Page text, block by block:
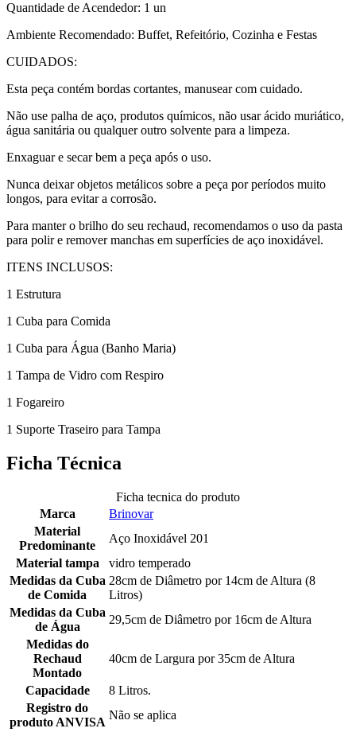
Quantidade de Acendedor: 1 un
Ambiente Recomendado: Buffet, Refeitório, Cozinha e Festas
CUIDADOS:
Esta peça contém bordas cortantes, manusear com cuidado.
Não use palha de aço, produtos químicos, não usar ácido muriático,
água sanitária ou qualquer outro solvente para a limpeza.
Enxaguar e secar bem a peça após o uso.
Nunca deixar objetos metálicos sobre a peça por períodos muito
longos, para evitar a corrosão.
Para manter o brilho do seu rechaud, recomendamos o uso da pasta
para polir e remover manchas em superfícies de aço inoxidável.
ITENS INCLUSOS:
1 Estrutura
1 Cuba para Comida
1 Cuba para Água (Banho Maria)
1 Tampa de Vidro com Respiro
1 Fogareiro
1 Suporte Traseiro para Tampa
Ficha Técnica
Ficha tecnica do produto
Marca
Brinovar
Material
Predominante
Aço Inoxidável 201
Material tampa
vidro temperado
Medidas da Cuba
de Comida
28cm de Diâmetro por 14cm de Altura (8
Litros)
Medidas da Cuba
de Água
29,5cm de Diâmetro por 16cm de Altura
Medidas do
Rechaud
Montado
40cm de Largura por 35cm de Altura
Capacidade
8 Litros.
Registro do
produto ANVISA
Não se aplica